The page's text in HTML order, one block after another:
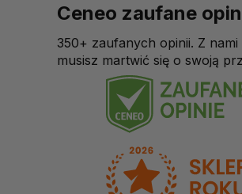
Ceneo zaufane
350+ zaufanych opinii. Z nami
musisz martwić się o swoją